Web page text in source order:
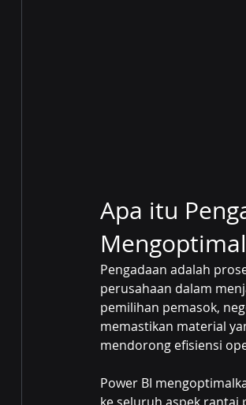
Apa itu
Pengadaan adalah
perusahaan dalam
pemilihan pemasok,
memastikan material
mendorong efisiensi
Power BI